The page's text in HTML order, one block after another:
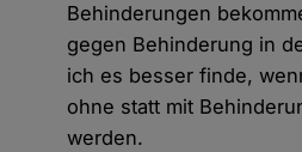
Behinderungen
gegen Behinderung in
ich es besser finde,
ohne statt mit
werden.